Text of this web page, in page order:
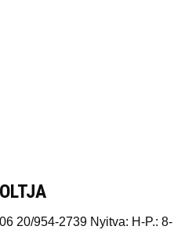
20/954-2739 Nyitva: H-P.: 8-